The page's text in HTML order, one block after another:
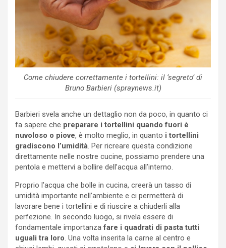
Come chiudere correttamente i tortellini: il ‘segreto’ di
Bruno Barbieri (spraynews.it)
Barbieri svela anche un dettaglio non da poco, in quanto ci
fa sapere che preparare i tortellini quando fuori è
nuvoloso o piove, è molto meglio, in quanto i tortellini
gradiscono l’umidità . Per ricreare questa condizione
direttamente nelle nostre cucine, possiamo prendere una
pentola e mettervi a bollire dell’acqua all’interno.
Proprio l’acqua che bolle in cucina, creerà un tasso di
umidità importante nell’ambiente e ci permetterà di
lavorare bene i tortellini e di riuscire a chiuderli alla
perfezione. In secondo luogo, si rivela essere di
fondamentale importanzafare i quadrati di pasta tutti
uguali tra loro . Una volta inserita la carne al centro e